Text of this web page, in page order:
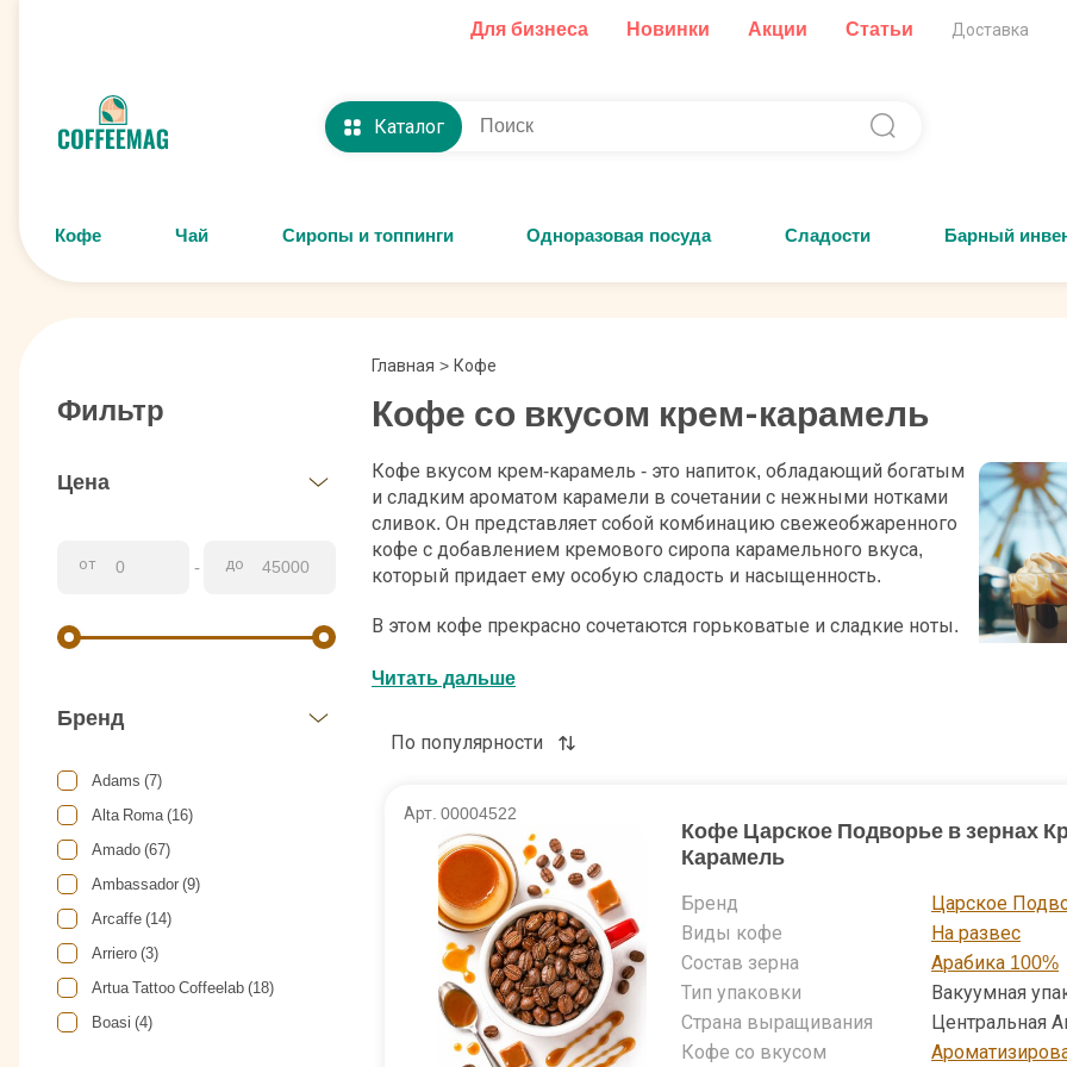
Для бизнеса Новинки Акции Статьи Доставка
Каталог
Кофе Чай Сиропы и топпинги Одноразовая посуда Сладости Барный
Фильтр
Цена
от - до
Бренд
Adams (7)
Alta Roma (16)
Amado (67)
Ambassador (9)
Arcaffe (14)
Arriero (3)
Artua Tattoo Coffeelab (18)
Boasi (4)
Главная > Кофе
Кофе со вкусом крем-карамель
Кофе вкусом крем-карамель - это напиток, обладающий богатым
и сладким ароматом карамели в сочетании с нежными нотками
сливок. Он представляет собой комбинацию свежеобжаренного
кофе с добавлением кремового сиропа карамельного вкуса,
который придает ему особую сладость и насыщенность.
В этом кофе прекрасно сочетаются горьковатые и сладкие ноты.
приготовлении можно использовать различные методы
аэропресс или фильтр-кофеварка, чтобы получить оптимальный вкус и
атмосферу. Этот кофе отлично подходит для любителей сладких и
может быть идеальным выбором для тех, кто предпочитает добавлять
свой кофе, чтобы подчеркнуть его кремово-карамельные нотки.
Читать дальше
По популярности
Арт. 00004522
Кофе Царское Подворье в зернах
Карамель
Бренд
Царское
Виды кофе
На развес
Состав зерна
Арабика 100%
Тип упаковки
Вакуумная
Страна выращивания
Центральная
Кофе со вкусом